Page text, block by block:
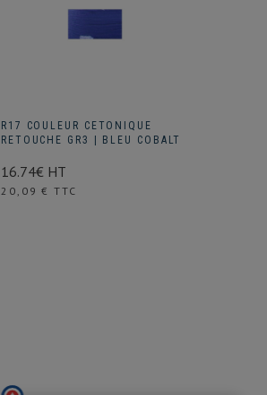
R17 COULEUR CETONIQUE
RETOUCHE GR3 | BLEU COBALT
16.74€ HT
Prix
20,09 € TTC